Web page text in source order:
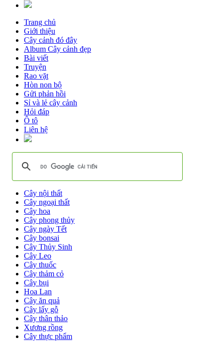
Trang chủ
Giới thiệu
Cây cảnh đó đây
Album Cây cảnh đẹp
Bài viết
Truyện
Rao vặt
Hòn non bộ
Gửi phản hồi
Sỉ và lẻ cây cảnh
Hỏi đáp
Ô tô
Liên hệ
Cây nội thất
Cây ngoại thất
Cây hoa
Cây phong thủy
Cây ngày Tết
Cây bonsai
Cây Thủy Sinh
Cây Leo
Cây thuốc
Cây thảm cỏ
Cây bụi
Hoa Lan
Cây ăn quả
Cây lấy gỗ
Cây thân thảo
Xương rồng
Cây thực phẩm